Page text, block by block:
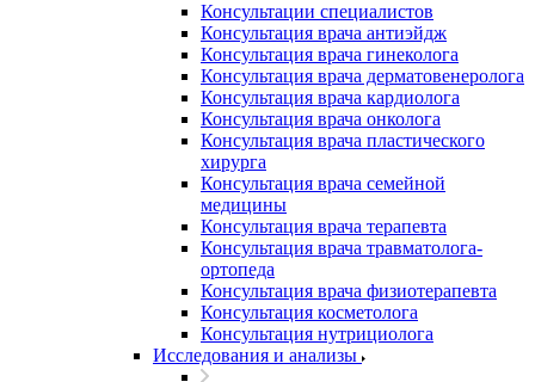
Консультации специалистов
Консультация врача антиэйдж
Консультация врача гинеколога
Консультация врача дерматовенеролога
Консультация врача кардиолога
Консультация врача онколога
Консультация врача пластического
хирурга
Консультация врача семейной
медицины
Консультация врача терапевта
Консультация врача травматолога-
ортопеда
Консультация врача физиотерапевта
Консультация косметолога
Консультация нутрициолога
Исследования и анализы